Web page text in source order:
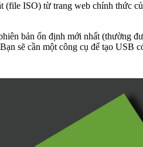
(file ISO) từ trang web chính thức
bản ổn định mới nhất
sẽ cần một công cụ để tạo